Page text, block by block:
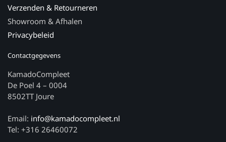
Verzenden & Retourneren
Showroom & Afhalen
Privacybeleid
Contactgegevens
KamadoCompleet
De Poel 4 – 0004
8502TT Joure
Email: info@kamadocompleet.nl
Tel: +316 26460072